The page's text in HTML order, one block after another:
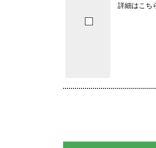
詳細はこち